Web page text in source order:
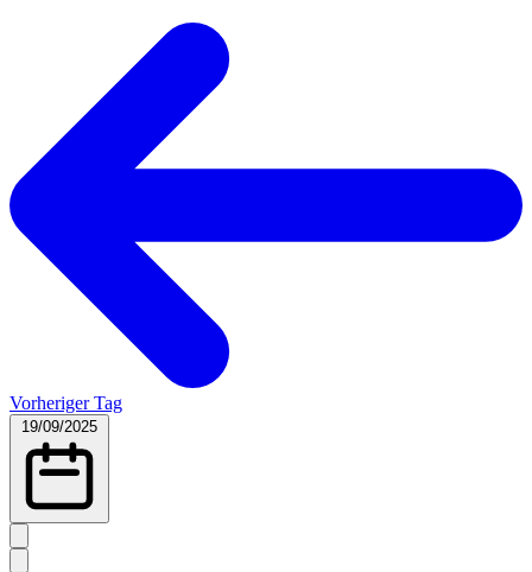
Vorheriger Tag
19/09/2025